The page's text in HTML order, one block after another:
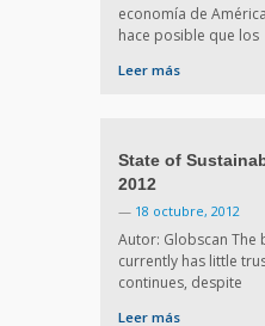
economía de
hace posible que los
Leer más
State of
2012
— 18 octubre, 2012
Autor: Globscan The
currently has little
continues, despite
Leer más